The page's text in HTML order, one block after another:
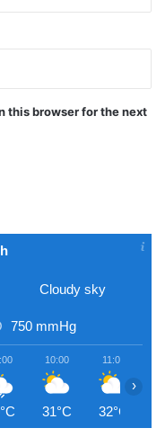
this browser for the next
Cloudy sky
750 mmHg
10:00
31°C
11:00
32°C
›